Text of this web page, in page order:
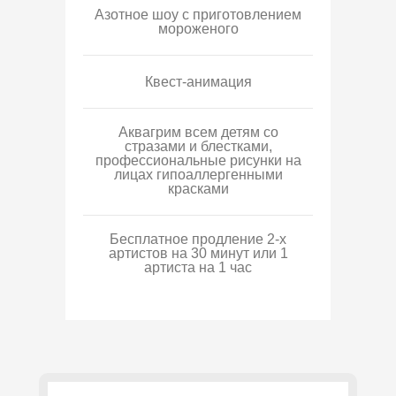
Азотное шоу с приготовлением
мороженого
Квест-анимация
Аквагрим всем детям со
стразами и блестками,
профессиональные рисунки на
лицах гипоаллергенными
красками
Бесплатное продление 2-х
артистов на 30 минут или 1
артиста на 1 час